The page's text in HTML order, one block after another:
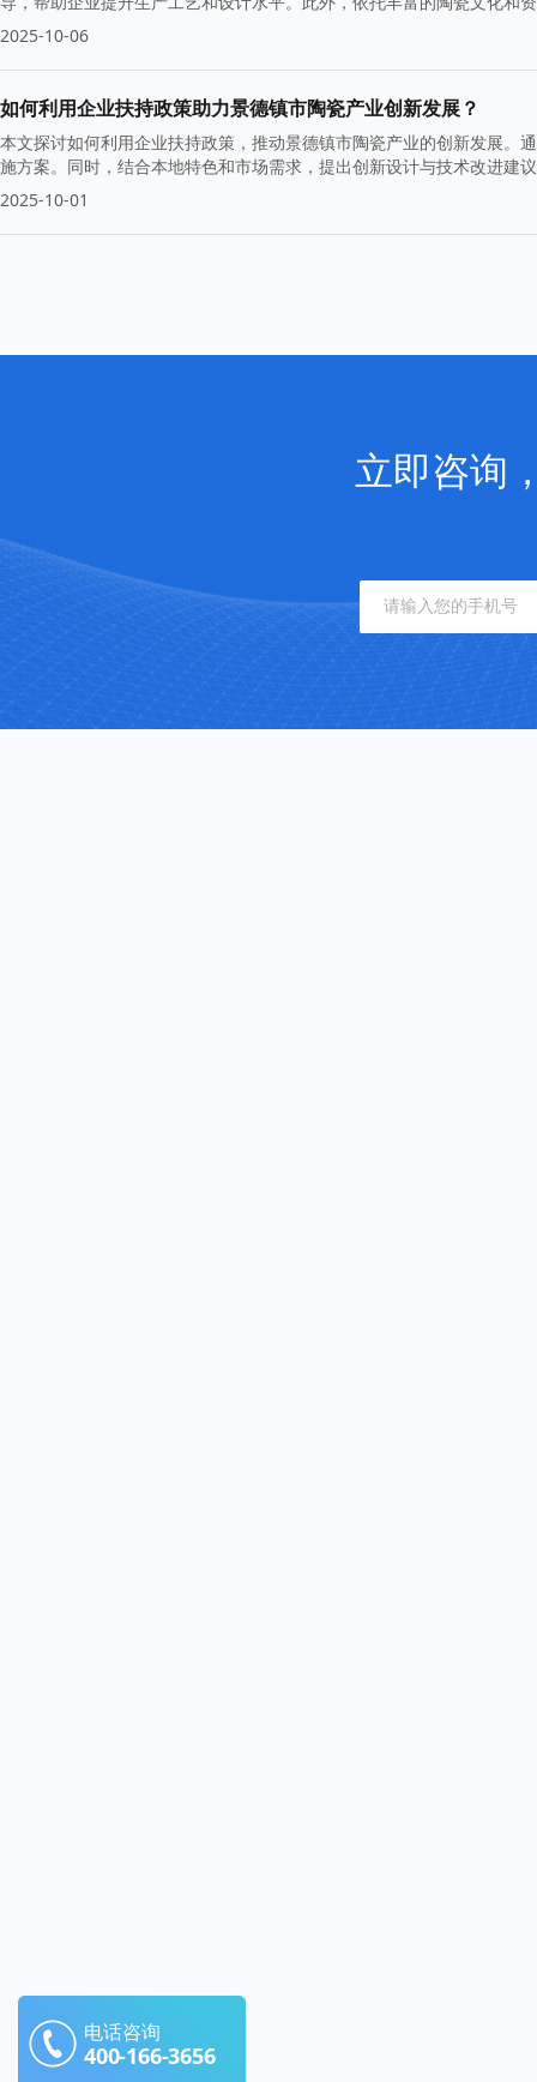
瓷品牌，实现可持续发展。
2025-10-06
如何利用企业扶持政策助力景德镇市陶瓷产业创新发展？
本文探讨如何利用企业扶持政策，推动景德镇市陶瓷产业的创新发展。
施方案。同时，结合本地特色和市场需求，提出创新设计与技术改进建
2025-10-01
电话咨询
400-166-3656
立即咨询